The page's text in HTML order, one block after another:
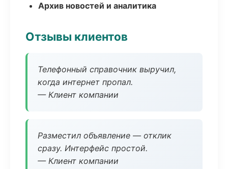
Архив новостей и аналитика
Отзывы клиентов
Телефонный справочник выручил,
когда интернет пропал.
— Клиент компании
Разместил объявление — отклик
сразу. Интерфейс простой.
— Клиент компании